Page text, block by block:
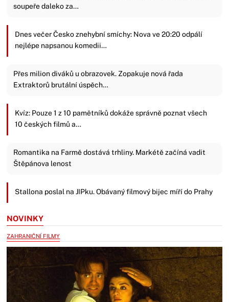
soupeře daleko za…
Dnes večer Česko znehybní smíchy: Nova ve 20:20 odpálí
nejlépe napsanou komedii…
Přes milion diváků u obrazovek. Zopakuje nová řada
Extraktorů brutální úspěch…
Kvíz: Pouze 1 z 10 pamětníků dokáže správně poznat všech
10 českých filmů a…
Romantika na Farmě dostává trhliny. Markétě začíná vadit
Štěpánova lenost
Stallona poslal na JIPku. Obávaný filmový bijec míří do Prahy
NOVINKY
ZAHRANIČNÍ FILMY